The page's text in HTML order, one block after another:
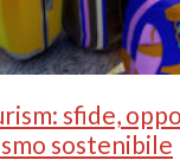
sfide,
sostenibile